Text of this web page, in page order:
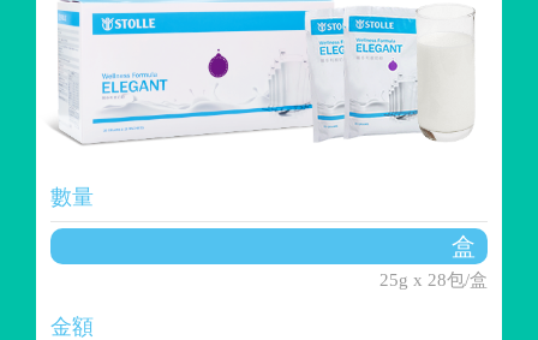
數量
25g x 28包/盒
金額